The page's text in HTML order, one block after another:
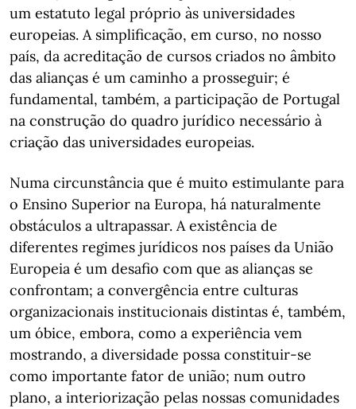
um estatuto legal próprio às universidades
europeias. A simplificação, em curso, no nosso
país, da acreditação de cursos criados no âmbito
das alianças é um caminho a prosseguir; é
fundamental, também, a participação de Portugal
na construção do quadro jurídico necessário à
criação das universidades europeias.
Numa circunstância que é muito estimulante para
o Ensino Superior na Europa, há naturalmente
obstáculos a ultrapassar. A existência de
diferentes regimes jurídicos nos países da União
Europeia é um desafio com que as alianças se
confrontam; a convergência entre culturas
organizacionais institucionais distintas é, também,
um óbice, embora, como a experiência vem
mostrando, a diversidade possa constituir-se
como importante fator de união; num outro
plano, a interiorização pelas nossas comunidades